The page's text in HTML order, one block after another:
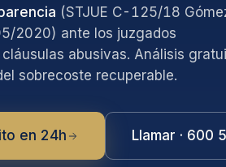
(STJUE C-125/18
2020) ante los juzgados
abusivas. Análisis
sobrecoste recuperable.
en 24h Llamar · 600